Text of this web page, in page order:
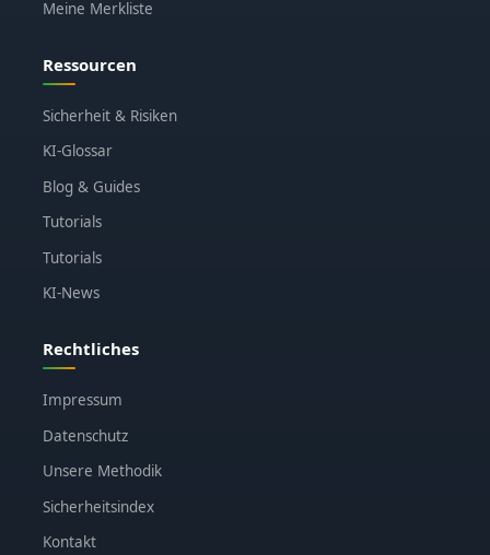
Meine Merkliste
Ressourcen
Sicherheit & Risiken
KI-Glossar
Blog & Guides
Tutorials
Tutorials
KI-News
Rechtliches
Impressum
Datenschutz
Unsere Methodik
Sicherheitsindex
Kontakt